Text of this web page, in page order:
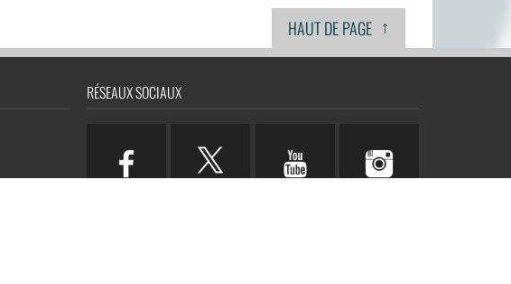
HAUT DE PAGE ↑
RÉSEAUX SOCIAUX